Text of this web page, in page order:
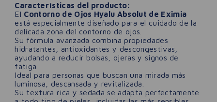
Características del producto:
El Contorno de Ojos Hyalu Absolut de Eximia
está especialmente diseñado para el cuidado de la
delicada zona del contorno de ojos.
Su fórmula avanzada combina propiedades
hidratantes, antioxidantes y descongestivas,
ayudando a reducir bolsas, ojeras y signos de
fatiga.
Ideal para personas que buscan una mirada más
luminosa, descansada y revitalizada.
Su textura rica y sedada se adapta perfectamente